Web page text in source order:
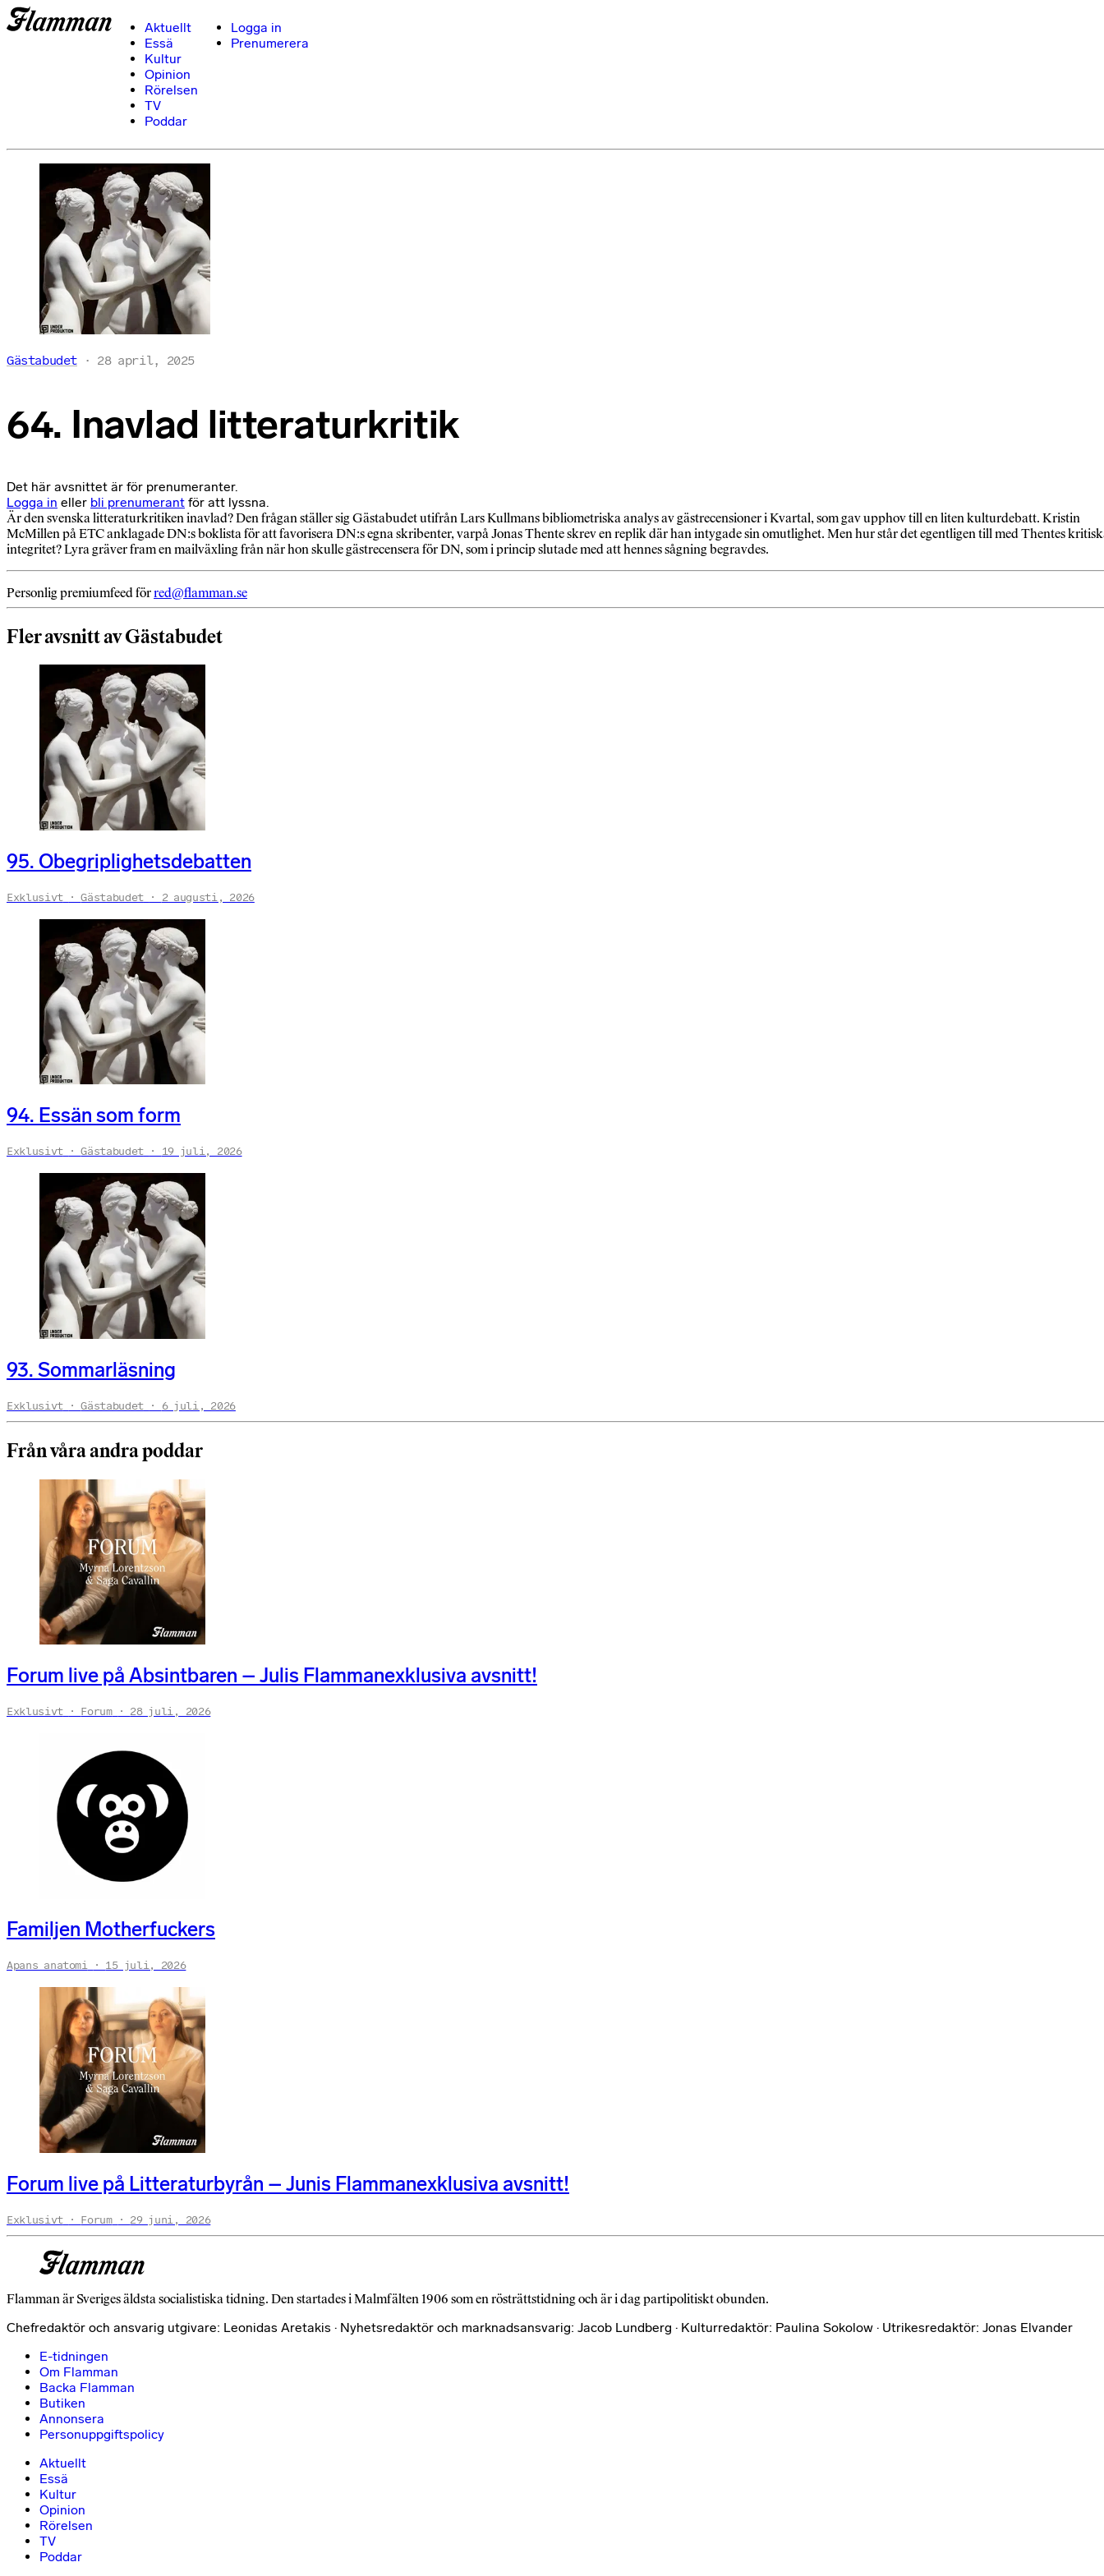
Aktuellt
Essä
Kultur
Opinion
Rörelsen
TV
Poddar
Logga in
Prenumerera
Gästabudet 28 april, 2025
64. Inavlad litteraturkritik
Det här avsnittet är för prenumeranter.
Logga in eller bli prenumerant för att lyssna.
Är den svenska litteraturkritiken inavlad? Den frågan ställer sig Gästabudet utifrån Lars Kullmans bibliometriska analys av gästrecensioner i Kvartal, som gav upphov till en liten kulturdebatt. Kristin
McMillen på ETC anklagade DN:s boklista för att favorisera DN:s egna skribenter, varpå Jonas Thente skrev en replik där han intygade sin omutlighet. Men hur står det egentligen till med Thentes
integritet? Lyra gräver fram en mailväxling från när hon skulle gästrecensera för DN, som i princip slutade med att hennes sågning begravdes.
Personlig premiumfeed förred@flamman.se
Fler avsnitt av Gästabudet
95. Obegriplighetsdebatten
Exklusivt Gästabudet 2 augusti, 2026
94. Essän som form
Exklusivt Gästabudet 19 juli, 2026
93. Sommarläsning
Exklusivt Gästabudet 6 juli, 2026
Från våra andra poddar
Forum live på Absintbaren – Julis Flammanexklusiva avsnitt!
Exklusivt Forum 28 juli, 2026
Familjen Motherfuckers
Apans anatomi 15 juli, 2026
Forum live på Litteraturbyrån – Junis Flammanexklusiva avsnitt!
Exklusivt Forum 29 juni, 2026
Flamman är Sveriges äldsta socialistiska tidning. Den startades i Malmfälten 1906 som en rösträttstidning och är i dag partipolitiskt obunden.
Chefredaktör och ansvarig utgivare: Leonidas Aretakis · Nyhetsredaktör och marknadsansvarig: Jacob Lundberg · Kulturredaktör: Paulina Sokolow · Utrikesredaktör: Jonas Elvander
E-tidningen
Om Flamman
Backa Flamman
Butiken
Annonsera
Personuppgiftspolicy
Aktuellt
Essä
Kultur
Opinion
Rörelsen
TV
Poddar